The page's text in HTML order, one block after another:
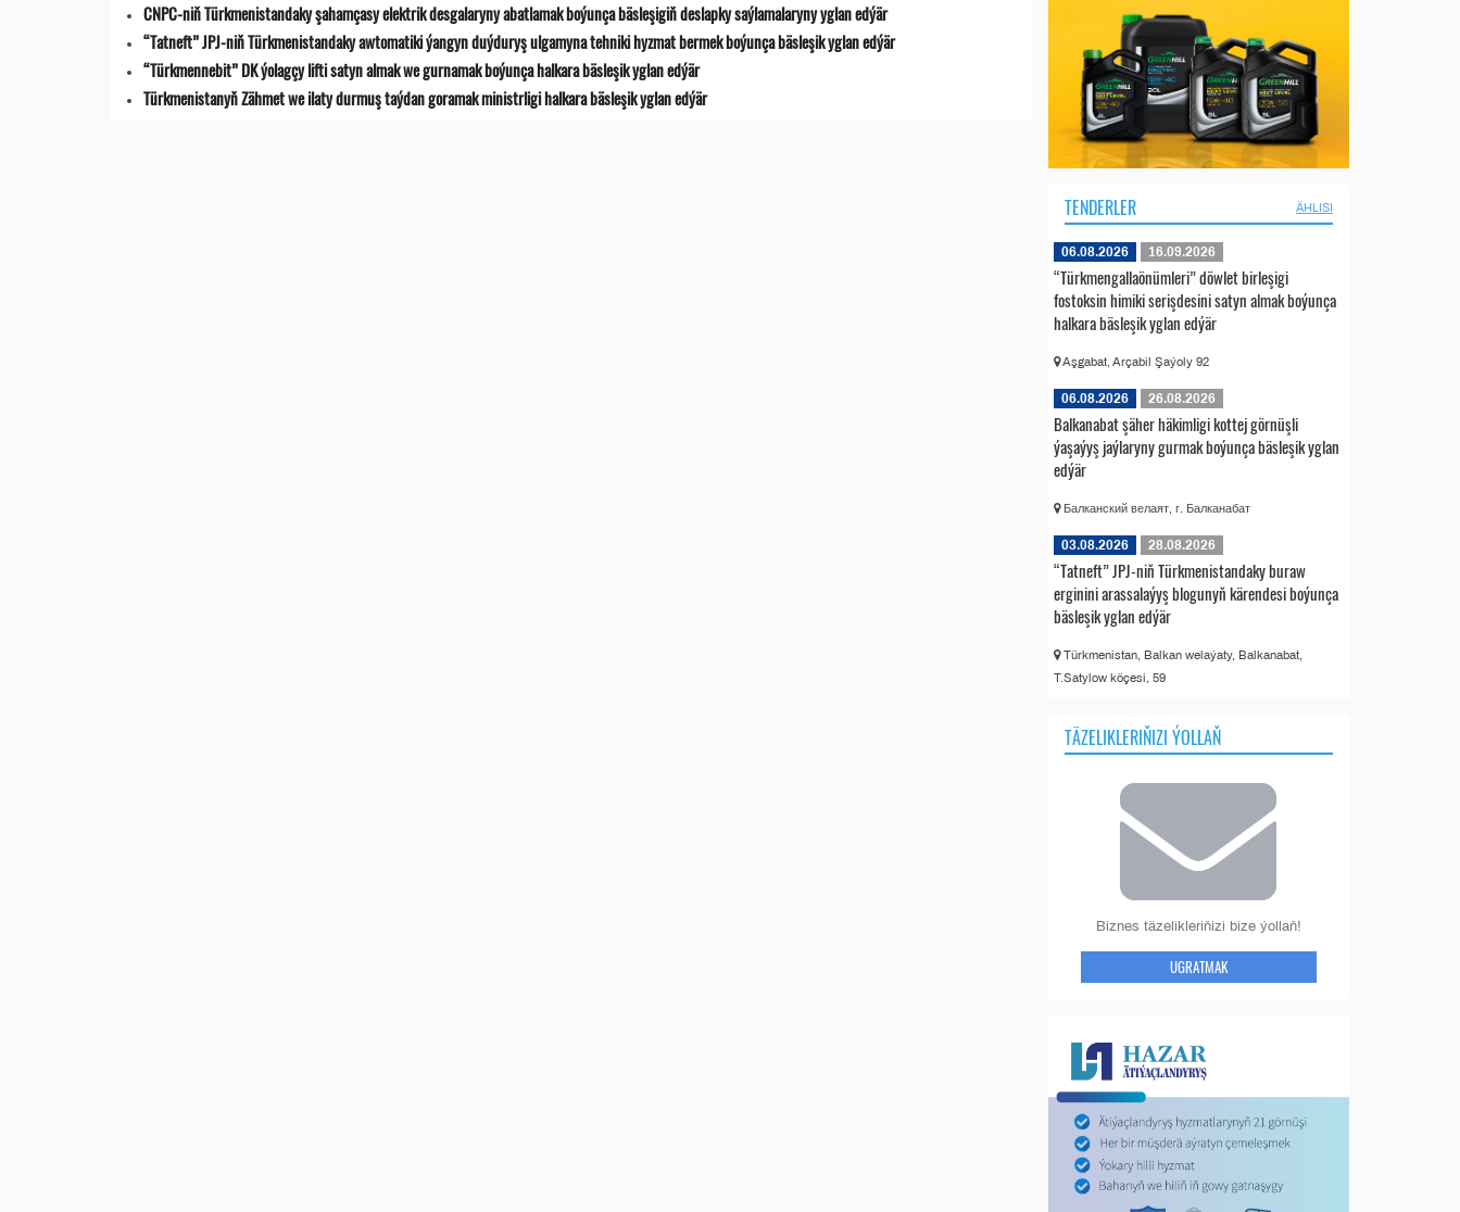
CNPC-niň Türkmenistandaky şahamçasy elektrik desgalaryny abatlamak boýunça bäsleşigiň deslapky saýlamalaryny yglan edýär
“Tatneft” JPJ-niň Türkmenistandaky awtomatiki ýangyn duýduryş ulgamyna tehniki hyzmat bermek boýunça bäsleşik yglan edýär
“Türkmennebit” DK ýolagçy lifti satyn almak we gurnamak boýunça halkara bäsleşik yglan edýär
Türkmenistanyň Zähmet we ilaty durmuş taýdan goramak ministrligi halkara bäsleşik yglan edýär
TENDERLER ÄHLISI
06.08.2026 16.09.2026
“Türkmengallaönümleri” döwlet birleşigi
fostoksin himiki serişdesini satyn almak boýunça
halkara bäsleşik yglan edýär
Aşgabat, Arçabil Şaýoly 92
06.08.2026 26.08.2026
Balkanabat şäher häkimligi kottej görnüşli
ýaşaýyş jaýlaryny gurmak boýunça bäsleşik yglan
edýär
Балканский велаят, г. Балканабат
03.08.2026 28.08.2026
“Tatneft” JPJ-niň Türkmenistandaky buraw
erginini arassalaýyş blogunyň kärendesi boýunça
bäsleşik yglan edýär
Türkmenistan, Balkan welaýaty, Balkanabat,
T.Satylow köçesi, 59
TÄZELIKLERIŇIZI ÝOLLAŇ
Biznes täzelikleriňizi bize ýollaň!
UGRATMAK